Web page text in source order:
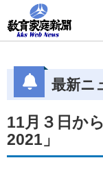
最新ニ
11月３日か
2021」